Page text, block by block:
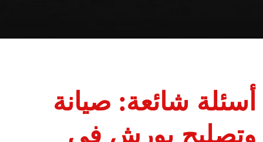
أسئلة شائعة: صيانة
وتصليح بورش في